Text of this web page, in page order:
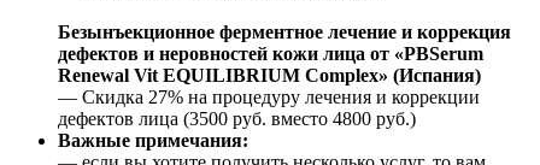
Безынъекционное ферментное лечение и коррекция
дефектов и неровностей кожи лица от «PBSerum
Renewal Vit EQUILIBRIUM Complex» (Испания)
— Скидка 27% на процедуру лечения и коррекции
дефектов лица (3500 руб. вместо 4800 руб.)
Важные примечания: